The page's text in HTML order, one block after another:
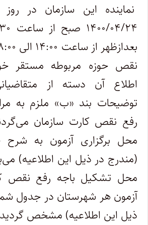
نماینده این سازمان در
نقص حوزه مربوطه مستقر
اطلاع آن دسته از
توضیحات بند «ب» ملزم به
رفع نقص کارت سازمان
(مندرج در ذیل این اطلاعیه)
محل تشکیل باجه رفع نقص
ذیل این اطلاعیه) مشخص